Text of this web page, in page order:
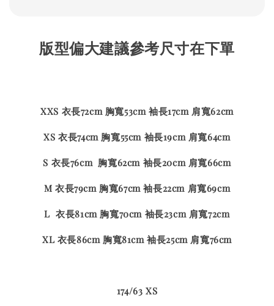
版型偏大建議參考尺寸在下單
XXS 衣長72cm 胸寬53cm 袖長17cm 肩寬62cm
XS 衣長74cm 胸寬55cm 袖長19cm 肩寬64cm
S 衣長76cm 胸寬62cm 袖長20cm 肩寬66cm
M 衣長79cm 胸寬67cm 袖長22cm 肩寬69cm
L 衣長81cm 胸寬70cm 袖長23cm 肩寬72cm
XL 衣長86cm 胸寬81cm 袖長25cm 肩寬76cm
174/63 XS